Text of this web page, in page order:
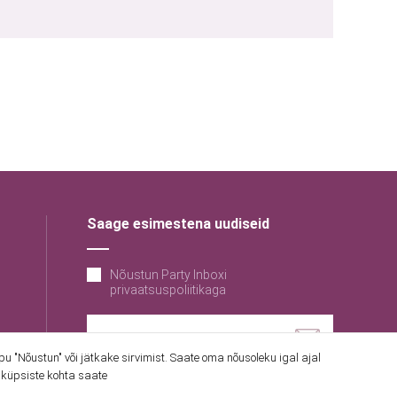
Saage esimestena uudiseid
Nõustun Party Inboxi
privaatsuspoliitikaga
või jätkake sirvimist. Saate oma nõusoleku igal ajal
kohta saate